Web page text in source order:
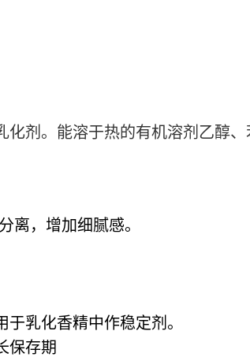
剂。能溶于热的有机溶剂乙醇
离，增加细腻感。
乳化香精中作稳定剂。
保存期